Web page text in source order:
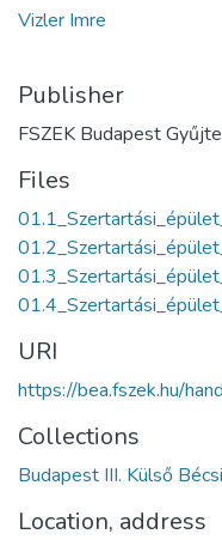
Vizler Imre
Publisher
FSZEK Budapest
Files
URI
https://bea.fszek.hu/
Collections
Budapest III. Külső
Location, address